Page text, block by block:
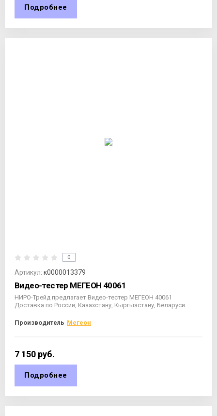
Подробнее
0
Артикул: к0000013379
Видео-тестер МЕГЕОН 40061
НИРО-Трейд предлагает Видео-тестер МЕГЕОН 40061
Доставка по России, Казахстану, Кыргызстану, Беларуси
Производитель Мегеон
7 150 руб.
Подробнее